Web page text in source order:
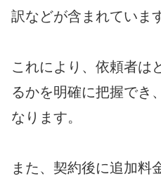
訳などが含まれていま
これにより、依頼者は
るかを明確に把握でき
なります。
また、契約後に追加料